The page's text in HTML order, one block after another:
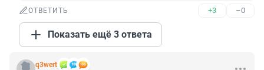
ОТВЕТИТЬ +3 –0
Показать ещё 3 ответа
q3wert